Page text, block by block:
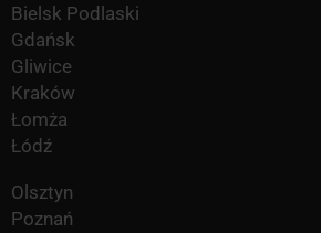
Bielsk Podlaski
Gdańsk
Gliwice
Kraków
Łomża
Łódź
Olsztyn
Poznań